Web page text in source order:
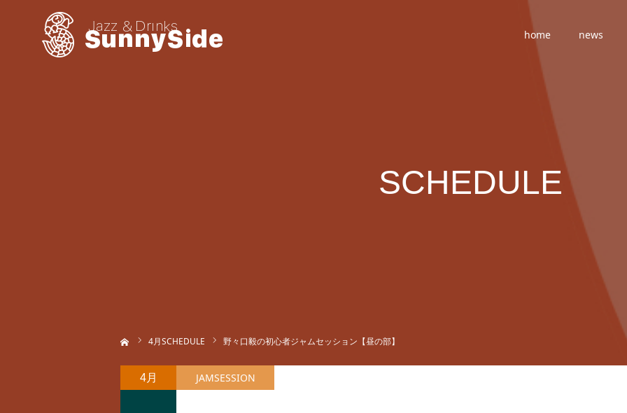
home news
SCHEDULE
4月SCHEDULE 野々口毅の初心者ジャムセッション【昼の部】
4月 JAMSESSION